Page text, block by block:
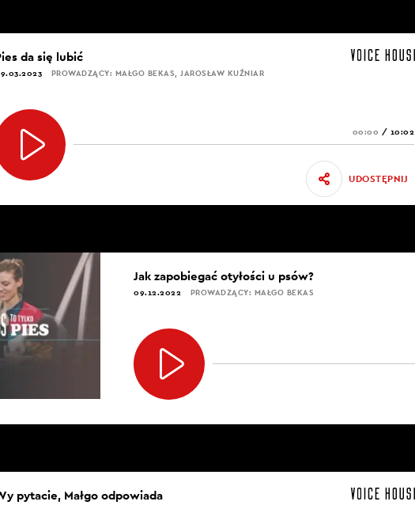
da się lubić
PROWADZĄCY: MAŁGO BEKAS, JAROSŁAW KUŹNIAR
00:00 / 10:02
UDOSTĘPNIJ
Jak zapobiegać otyłości u psów?
09.12.2022 PROWADZĄCY: MAŁGO BEKAS
pytacie, Małgo odpowiada